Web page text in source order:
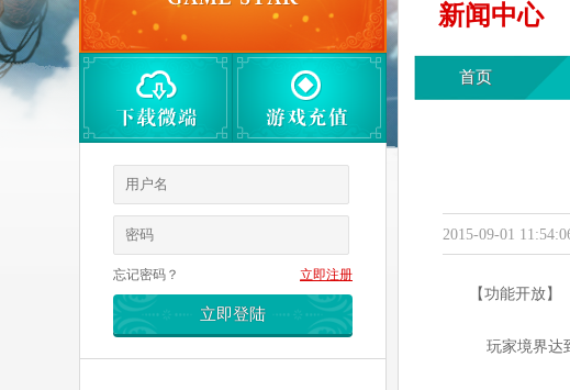
忘记密码？ 立即注册
新闻中心
首页
2015-09-01
【功能开放】
玩家境界达